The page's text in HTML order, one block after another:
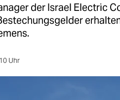
der Israel Electric
Uhr